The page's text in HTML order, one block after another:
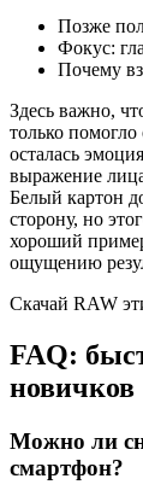
Позже
Фокус:
Почему
Здесь важно,
только
осталась
выражение
Белый картон
сторону, но
хороший
ощущению
Скачай RAW
FAQ:
новичков
Можно ли
смартфон?